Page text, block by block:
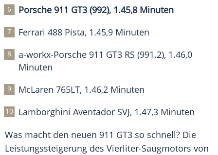
Porsche 911 GT3 (992), 1.45,8 Minuten
Ferrari 488 Pista, 1.45,9 Minuten
a-workx-Porsche 911 GT3 RS (991.2), 1.46,0
Minuten
McLaren 765LT, 1.46,2 Minuten
Lamborghini Aventador SVJ, 1.47,3 Minuten
Was macht den neuen 911 GT3 so schnell? Die
Leistungssteigerung des Vierliter-Saugmotors von